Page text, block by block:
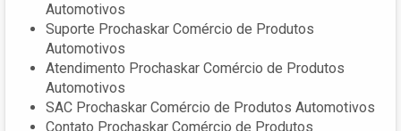
Automotivos
Suporte Prochaskar Comércio de Produtos
Automotivos
Atendimento Prochaskar Comércio de Produtos
Automotivos
SAC Prochaskar Comércio de Produtos Automotivos
Contato Prochaskar Comércio de Produtos